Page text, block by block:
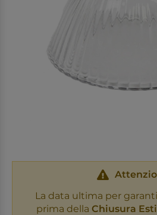
La data ultima per
prima della Chiusura